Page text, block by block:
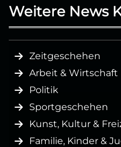
Weitere News
Zeitgeschehen
Arbeit & Wirtschaft
Politik
Sportgeschehen
Kunst, Kultur &
Familie, Kinder &